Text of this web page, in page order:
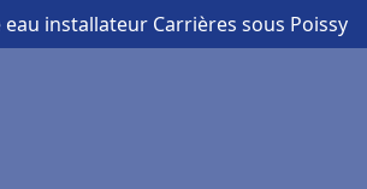
eau installateur Carrières sous Poissy